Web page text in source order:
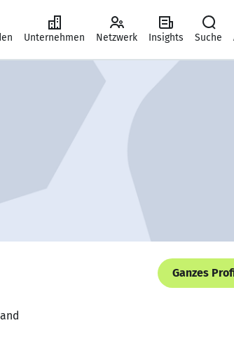
Unternehmen Netzwerk Insights Suche
Ganzes